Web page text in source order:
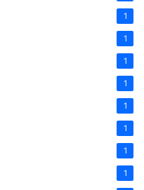
1
1
1
1
1
1
1
1